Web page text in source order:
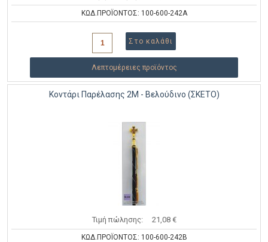
ΚΩΔ.ΠΡΟΪΟΝΤΟΣ: 100-600-242Α
Λεπτομέρειες προϊόντος
Κοντάρι Παρέλασης 2Μ - Βελούδινο (ΣΚΕΤΟ)
Τιμή πώλησης: 21,08 €
ΚΩΔ.ΠΡΟΪΟΝΤΟΣ: 100-600-242Β